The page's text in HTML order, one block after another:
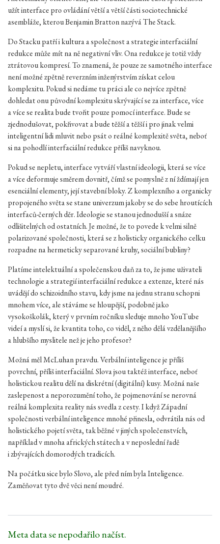
užít interface pro ovládání větší a větší části sociotechnické
asembláže, kterou Benjamin Bratton nazývá The Stack.
Do Stacku patří i kultura a společnost a strategie interfaciální
redukce může mít na ně negativní vliv. Ona redukce je totiž vždy
ztrátovou kompresí. To znamená, že pouze ze samotného interface
není možné zpětně reverzním inženýrstvím získat celou
komplexitu. Pokud si nedáme tu práci ale co nejvíce zpětně
dohledat onu původní komplexitu skrývající se za interface, více
a více se realita bude tvořit pouze pomocí interface. Bude se
zjednodušovat, pokřivovat a bude těžší a těžší i pro jinak velmi
inteligentní lidi mluvit nebo psát o reálné komplexitě světa, neboť
si na pohodlí interfaciální redukce příliš navyknou.
Pokud se nepletu, interface vytváří vlastní ideologii, která se více
a více deformuje směrem dovnitř, čímž se pomyslně z ní ždímají jen
esenciální elementy, její stavební bloky. Z komplexního a organicky
propojeného světa se stane univerzum jakoby se do sebe hroutících
interfaců-černých děr. Ideologie se stanou jednodušší a snáze
odlišitelných od ostatních. Je možné, že to povede k velmi silně
polarizované společnosti, která se z holisticky organického celku
rozpadne na hermeticky separované kruhy, sociální bubliny?
Platíme intelektuální a společenskou daň za to, že jsme uživateli
technologie a strategií interfaciální redukce a extenze, které nás
uvádějí do schizoidního stavu, kdy jsme na jednu stranu schopni
mnohem více, ale stáváme se hloupější, podobně jako
vysokoškolák, který v prvním ročníku sleduje mnoho YouTube
videí a myslí si, že kvantita toho, co viděl, z něho dělá vzdělanějšího
a hlubšího myslitele než je jeho profesor?
Možná měl McLuhan pravdu. Verbální inteligence je příliš
povrchní, příliš interfaciální. Slova jsou taktéž interface, neboť
holistickou realitu dělí na diskrétní (digitální) kusy. Možná naše
zaslepenost a neporozumění toho, že pojmenování se nerovná
reálná komplexita reality nás svedla z cesty. I když Západní
společnosti verbální inteligence mnohé přinesla, odvrátila nás od
holistického pojetí světa, tak běžné v jiných společenstvích,
například v mnoha afrických státech a v neposlední řadě
i zbývajících domorodých tradicích.
Na počátku sice bylo Slovo, ale před ním byla Inteligence.
Zaměňovat tyto dvě věci není moudré.
Meta data se nepodařilo načíst.